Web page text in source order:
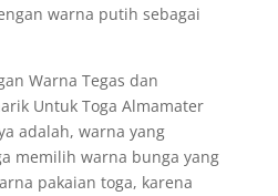
warna putih sebagai
Warna Tegas dan
Untuk Toga Almamater
adalah, warna yang
memilih warna bunga yang
pakaian toga, karena